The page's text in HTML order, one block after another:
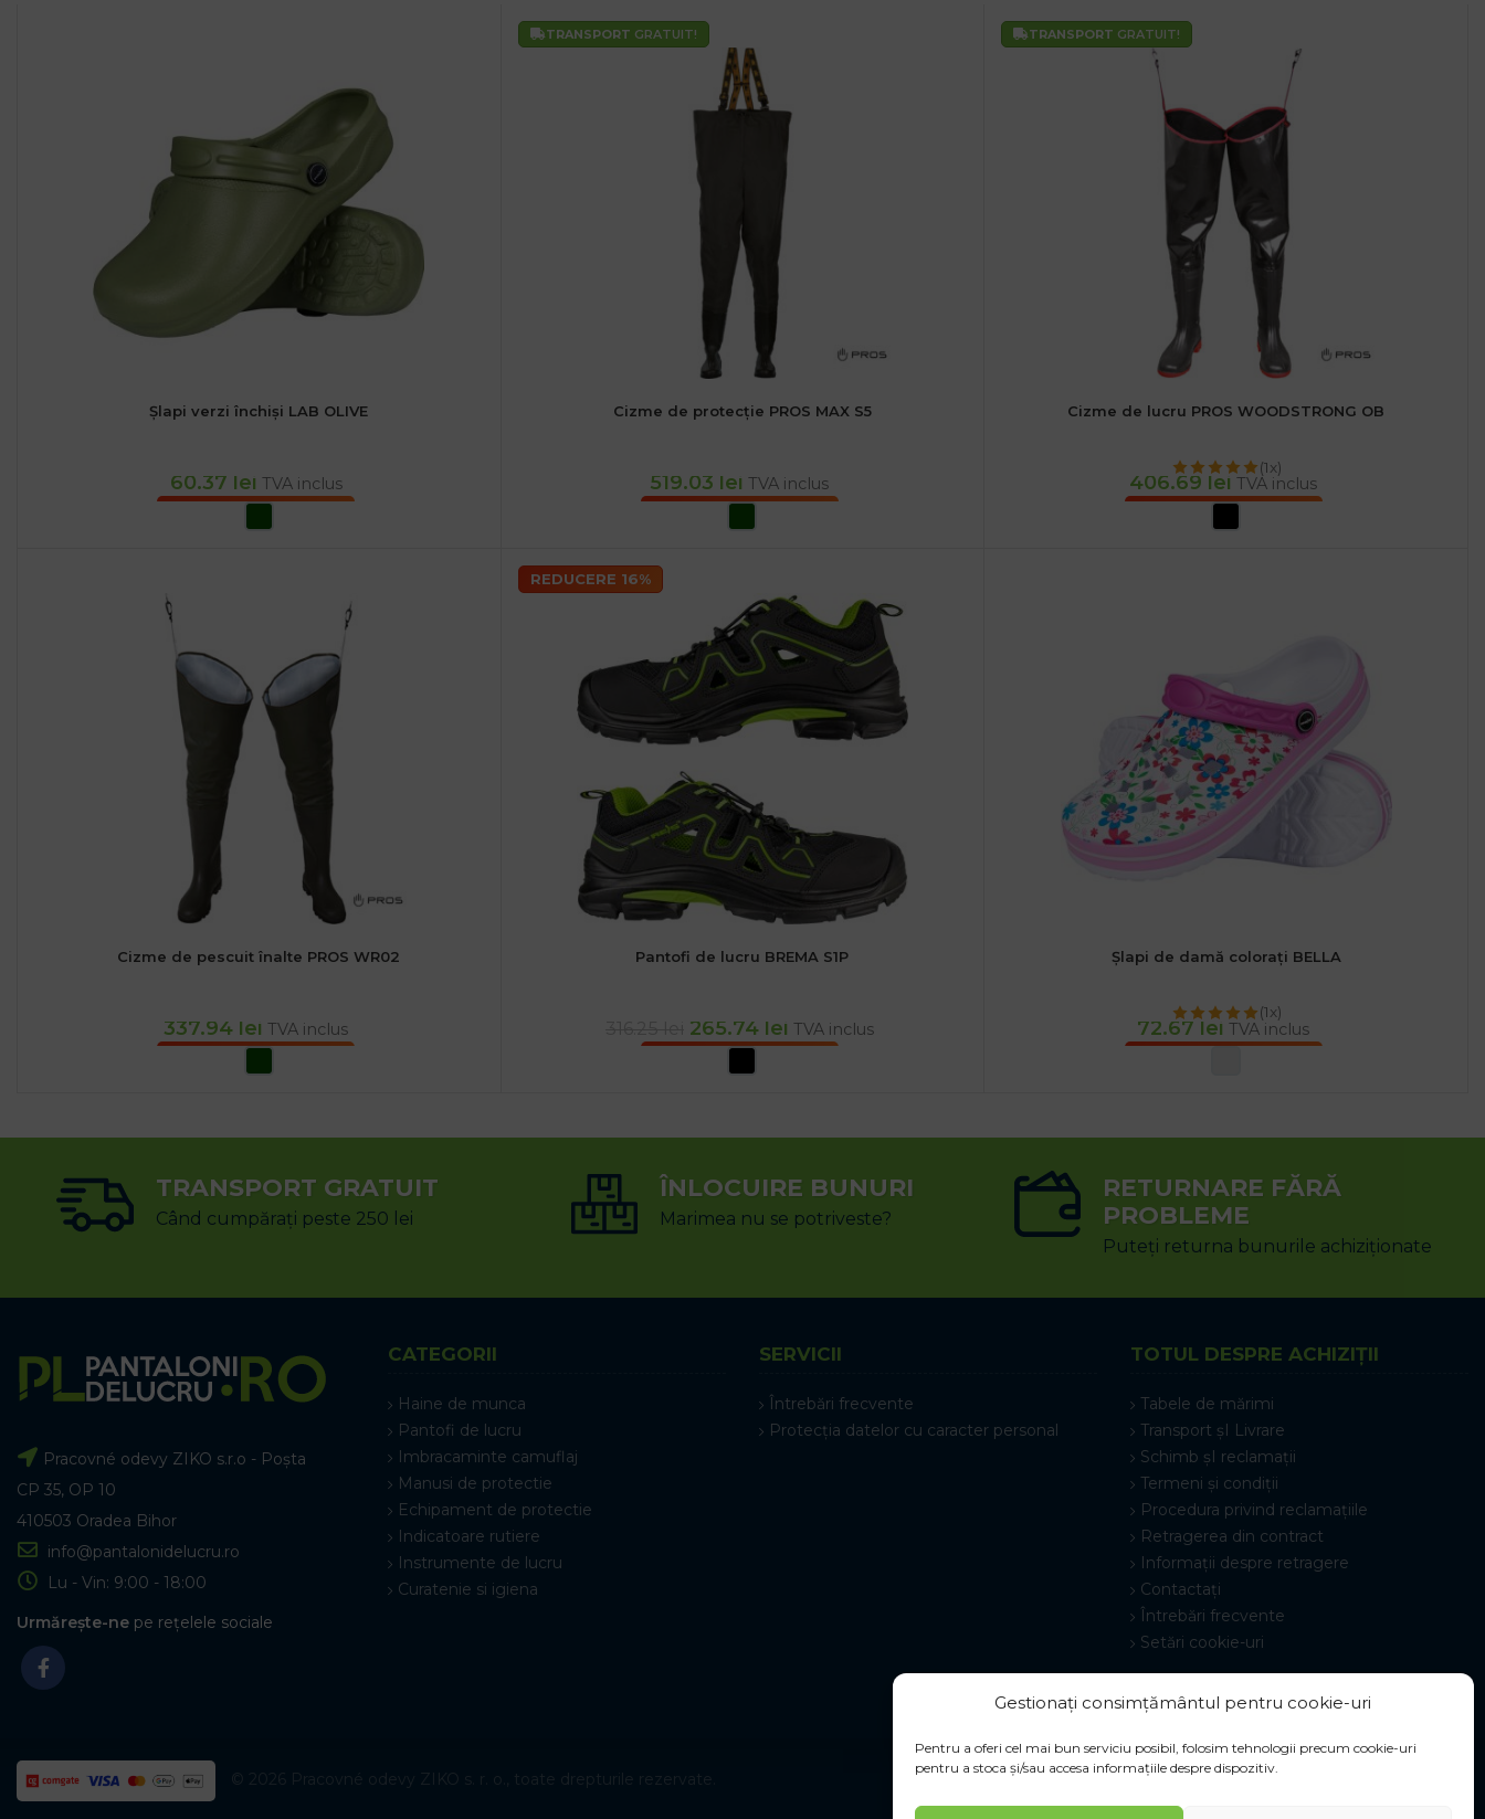
Gestionați consimțământul pentru cookie-uri
Pentru a oferi cel mai bun serviciu posibil, folosim tehnologii precum cookie-uri
pentru a stoca și/sau accesa informațiile despre dispozitiv.
Șlapi verzi închiși LAB OLIVE
60.37 lei TVA inclus
TRANSPORT GRATUIT!
Cizme de protecție PROS MAX S5
519.03 lei TVA inclus
TRANSPORT GRATUIT!
Cizme de lucru PROS WOODSTRONG OB
(1x)
406.69 lei TVA inclus
Cizme de pescuit înalte PROS WR02
337.94 lei TVA inclus
REDUCERE 16%
Pantofi de lucru BREMA S1P
265.74 lei TVA inclus
Șlapi de damă colorați BELLA
(1x)
72.67 lei TVA inclus
TRANSPORT GRATUIT
Când cumpărați peste 250 lei
ÎNLOCUIRE BUNURI
Marimea nu se potriveste?
RETURNARE FĂRĂ
PROBLEME
Puteți returna bunurile achiziționate
Pracovné odevy ZIKO s.r.o - Poșta
CP 35, OP 10
410503 Oradea Bihor
info@pantalonidelucru.ro
Lu - Vin: 9:00 - 18:00
Urmărește-ne pe rețelele sociale
CATEGORII
Haine de munca
Pantofi de lucru
Imbracaminte camuflaj
Manusi de protectie
Echipament de protectie
Indicatoare rutiere
Instrumente de lucru
Curatenie si igiena
SERVICII
Întrebări frecvente
Protecția datelor cu caracter personal
TOTUL DESPRE ACHIZIȚII
Tabele de mărimi
Transport șI Livrare
Schimb șI reclamații
Termeni și condiții
Procedura privind reclamațiile
Retragerea din contract
Informații despre retragere
Contactați
Întrebări frecvente
Setări cookie-uri